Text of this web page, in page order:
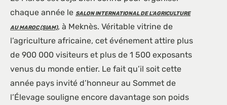
chaque année le SALON INTERNATIONAL DE L’AGRICULTURE
AU MAROC (SIAM), à Meknès. Véritable vitrine de
l’agriculture africaine, cet événement attire plus
de 900 000 visiteurs et plus de 1 500 exposants
venus du monde entier. Le fait qu’il soit cette
année pays invité d’honneur au Sommet de
l’Élevage souligne encore davantage son poids